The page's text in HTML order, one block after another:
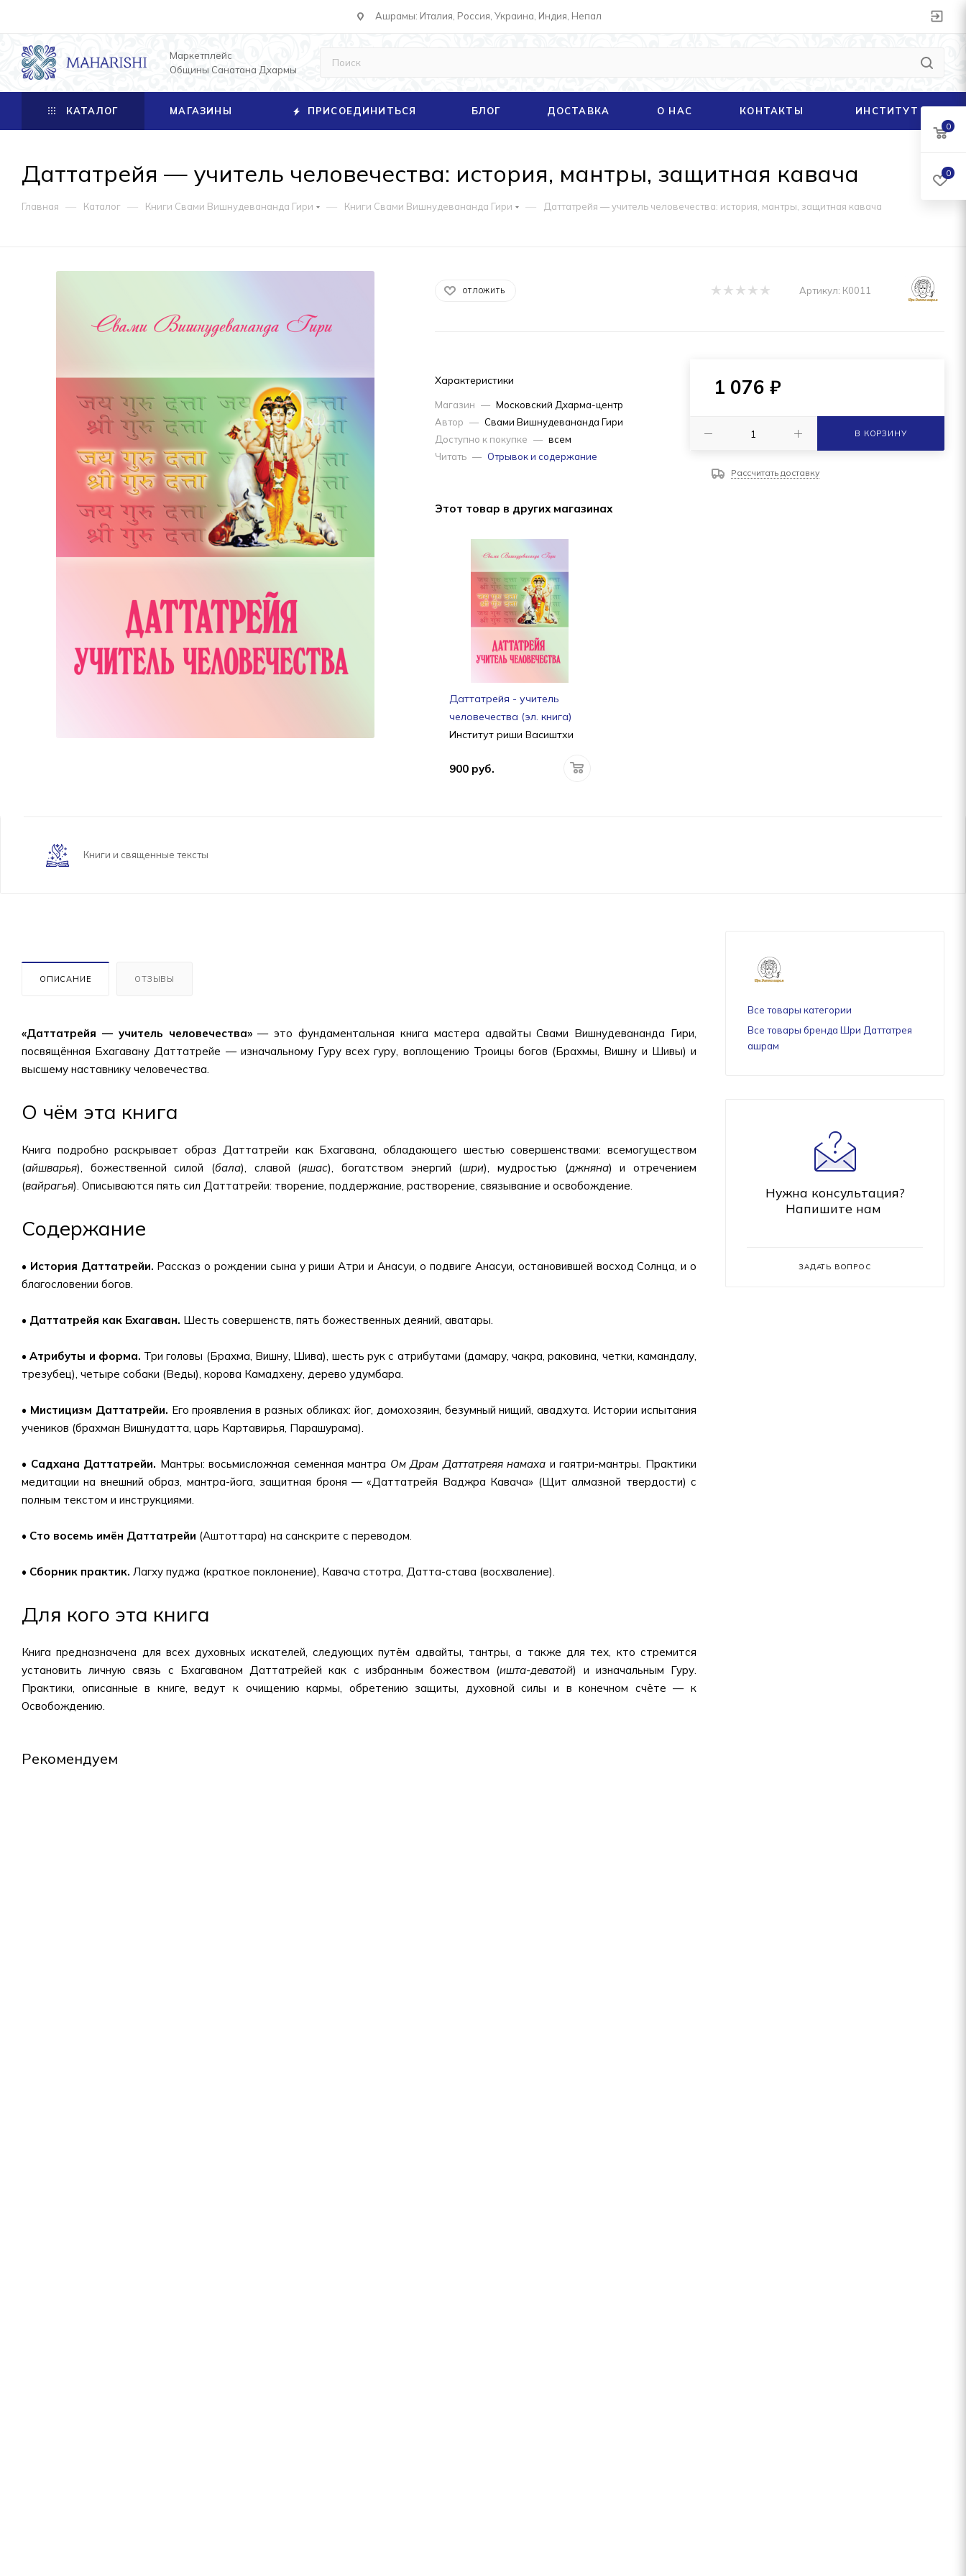
Ашрамы: Италия, Россия, Украина, Индия, Непал
Маркетплейс
Общины Санатана Дхармы
КАТАЛОГ МАГАЗИНЫ ПРИСОЕДИНИТЬСЯ БЛОГ ДОСТАВКА О НАС КОНТАКТЫ ИНСТИТУТ
Даттатрейя — учитель человечества: история, мантры, защитная кавача
Главная — Каталог — Книги Свами Вишнудевананда Гири — Книги Свами Вишнудевананда Гири — Даттатрейя — учитель человечества: история, мантры, защитная кавача
ОТЛОЖИТЬ Артикул: К0011
Характеристики
Магазин — Московский Дхарма-центр
Автор — Свами Вишнудевананда Гири
Доступно к покупке — всем
Читать — Отрывок и содержание
1 076 ₽
В КОРЗИНУ
Рассчитать доставку
Этот товар в других магазинах
Даттатрейя - учитель
человечества (эл. книга)
Институт риши Васиштхи
900 руб.
Книги и священные тексты
ОПИСАНИЕ ОТЗЫВЫ
«Даттатрейя — учитель человечества»— это фундаментальная книга мастера адвайты Свами Вишнудевананда Гири,
посвящённая Бхагавану Даттатрейе — изначальному Гуру всех гуру, воплощению Троицы богов (Брахмы, Вишну и Шивы) и
высшему наставнику человечества.
О чём эта книга
Книга подробно раскрывает образ Даттатрейи как Бхагавана, обладающего шестью совершенствами: всемогуществом
(айшварья), божественной силой (бала), славой (яшас), богатством энергий (шри), мудростью (джняна) и отречением
(вайрагья). Описываются пять сил Даттатрейи: творение, поддержание, растворение, связывание и освобождение.
Содержание
• История Даттатрейи. Рассказ о рождении сына у риши Атри и Анасуи, о подвиге Анасуи, остановившей восход Солнца, и о
благословении богов.
• Даттатрейя как Бхагаван. Шесть совершенств, пять божественных деяний, аватары.
• Атрибуты и форма. Три головы (Брахма, Вишну, Шива), шесть рук с атрибутами (дамару, чакра, раковина, четки, камандалу,
трезубец), четыре собаки (Веды), корова Камадхену, дерево удумбара.
• Мистицизм Даттатрейи. Его проявления в разных обликах: йог, домохозяин, безумный нищий, авадхута. Истории испытания
учеников (брахман Вишнудатта, царь Картавирья, Парашурама).
• Садхана Даттатрейи. Мантры: восьмисложная семенная мантра Ом Драм Даттатреяя намаха и гаятри-мантры. Практики
медитации на внешний образ, мантра-йога, защитная броня — «Даттатрейя Ваджра Кавача» (Щит алмазной твердости) с
полным текстом и инструкциями.
• Сто восемь имён Даттатрейи (Аштоттара) на санскрите с переводом.
• Сборник практик. Лагху пуджа (краткое поклонение), Кавача стотра, Датта-става (восхваление).
Для кого эта книга
Книга предназначена для всех духовных искателей, следующих путём адвайты, тантры, а также для тех, кто стремится
установить личную связь с Бхагаваном Даттатрейей как с избранным божеством (ишта-деватой) и изначальным Гуру.
Практики, описанные в книге, ведут к очищению кармы, обретению защиты, духовной силы и в конечном счёте — к
Освобождению.
Рекомендуем
Все товары категории
Все товары бренда Шри Даттатрея
ашрам
Нужна консультация?
Напишите нам
ЗАДАТЬ ВОПРОС
0
0